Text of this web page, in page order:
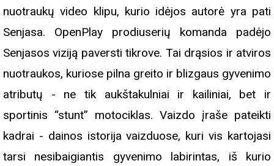
nuotraukų video klipu, kurio idėjos autorė yra pati
Senjasa. OpenPlay prodiuserių komanda padėjo
Senjasos viziją paversti tikrove. Tai drąsios ir atviros
nuotraukos, kuriose pilna greito ir blizgaus gyvenimo
atributų - ne tik aukštakulniai ir kailiniai, bet ir
sportinis “stunt” motociklas. Vaizdo įraše pateikti
kadrai - dainos istorija vaizduose, kuri vis kartojasi
tarsi nesibaigiantis gyvenimo labirintas, iš kurio